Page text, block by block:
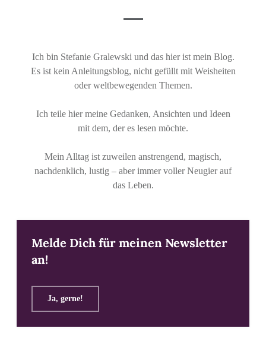
Ich bin Stefanie Gralewski und das hier ist mein Blog.
Es ist kein Anleitungsblog, nicht gefüllt mit Weisheiten
oder weltbewegenden Themen.
Ich teile hier meine Gedanken, Ansichten und Ideen
mit dem, der es lesen möchte.
Mein Alltag ist zuweilen anstrengend, magisch,
nachdenklich, lustig – aber immer voller Neugier auf
das Leben.
Melde Dich für meinen Newsletter
an!
Ja, gerne!